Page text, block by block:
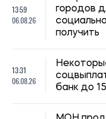
11:59
Украине:
11:30